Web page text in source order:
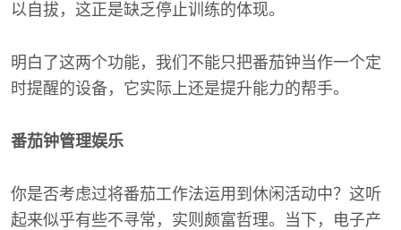
以自拔，这正是缺乏停止训练的体现。
明白了这两个功能，我们不能只把番茄钟当作一个定
时提醒的设备，它实际上还是提升能力的帮手。
番茄钟管理娱乐
你是否考虑过将番茄工作法运用到休闲活动中？这听
起来似乎有些不寻常，实则颇富哲理。当下，电子产